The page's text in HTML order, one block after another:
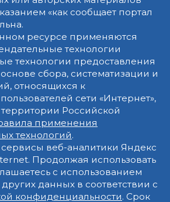
«как сообщает портал
ресурсе применяются
технологии
технологии предоставления
сбора, систематизации и
относящихся к
сети «Интернет»,
Российской
применения
технологий.
сервисы веб-аналитики Яндекс
Продолжая использовать
с использованием
данных в соответствии с
конфиденциальности. Срок